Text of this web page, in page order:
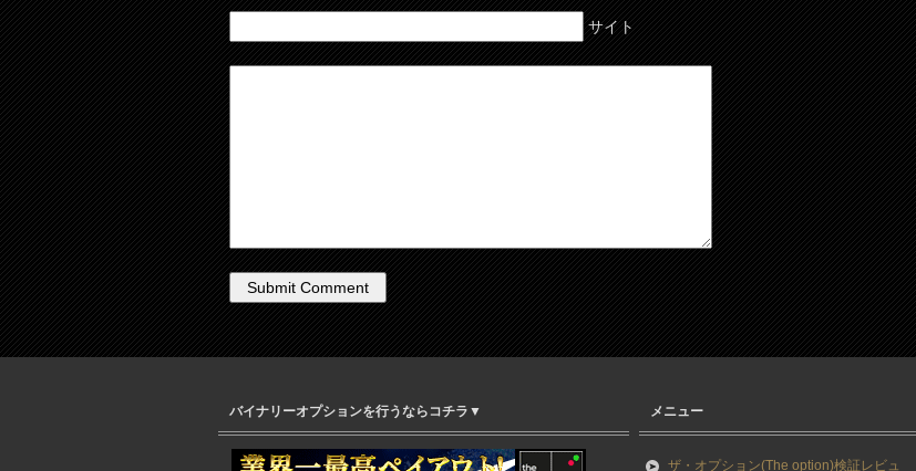
サイト
バイナリーオプションを行うならコチラ▼ メニュー
ザ・オプション(The option)検証レビュ